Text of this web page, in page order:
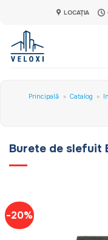
content
LOCAȚIA
Principală » Catalog »
Burete de slefuit
-20%